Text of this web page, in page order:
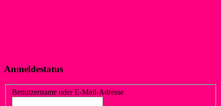
Anmeldestatus
Benutzername oder E-Mail-Adresse